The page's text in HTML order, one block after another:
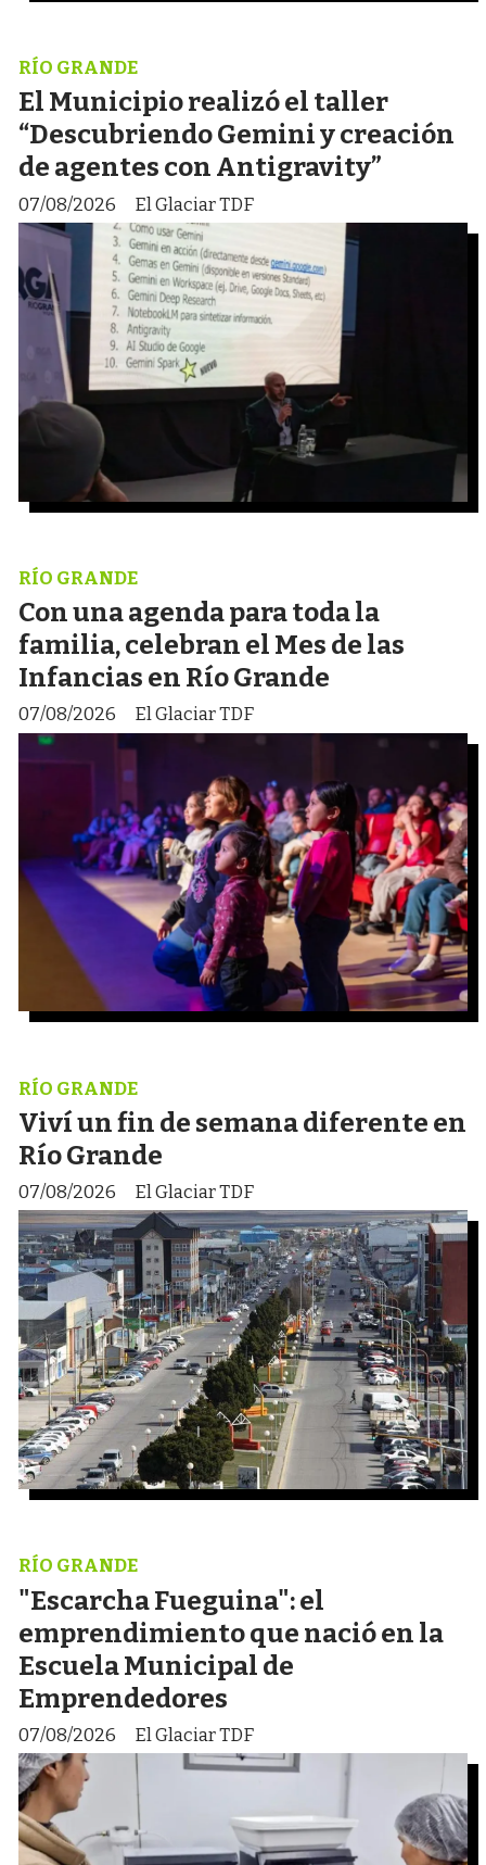
El Municipio realizó el taller
“Descubriendo Gemini y creación
de agentes con Antigravity”
El Glaciar TDF
RÍO GRANDE
07/08/2026
Con una agenda para toda la
familia, celebran el Mes de las
Infancias en Río Grande
El Glaciar TDF
RÍO GRANDE
07/08/2026
Viví un fin de semana diferente en
Río Grande
El Glaciar TDF
RÍO GRANDE
07/08/2026
"Escarcha Fueguina": el
emprendimiento que nació en la
Escuela Municipal de
Emprendedores
El Glaciar TDF
RÍO GRANDE
07/08/2026